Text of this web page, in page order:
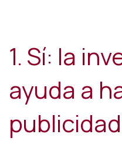
1. Sí: la
ayuda a